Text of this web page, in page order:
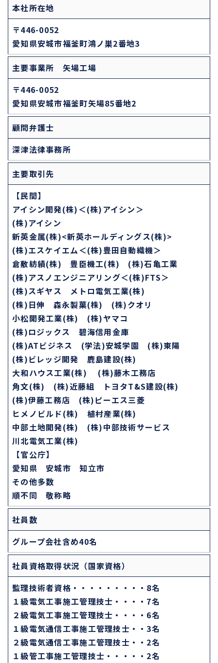
本社所在地
〒446-0052
愛知県安城市福釜町鴻ノ巣2番地3
主要事業所 矢場工場
〒446-0052
愛知県安城市福釜町矢場85番地2
顧問弁護士
深津法律事務所
主要取引先
【民間】
アイシン開発(株)＜(株)アイシン＞
(株)アイシン
新英金属(株)<新英ホールディングス(株)>
(株)エスケイエム＜(株)豊田自動織機＞
倉敷紡績(株) 豊臣機工(株) (株)石亀工業
(株)アスノエンジニアリング＜(株)FTS＞
(株)スギヤス メトロ電気工業(株)
(株)日伸 森永製菓(株) (株)クオリ
小松開発工業(株) (株)ヤマコ
(株)ロジックス 碧海信用金庫
(株)ATビジネス (学法)安城学園 (株)東陽
(株)ビレッジ開発 鹿島建設(株)
大和ハウス工業(株) (株)藤木工務店
角文(株) (株)近藤組 トヨタT&S建設(株)
(株)伊藤工務店 (株)ピーエス三菱
ヒメ ノビルド(株) 植村産業(株)
中部土地開発(株) (株)中部技術サービス
川北電気工業(株)
【官公庁】
愛知県 安城市 知立市
その他多数
順不同 敬称略
社員数
グループ会社含め40名
社員資格取得状況（国家資格）
監理技術者資格・・・・・・・・・8名
１級電気工事施工管理技士・・・・7名
２級電気工事施工管理技士・・・・6名
１級電気通信工事施工管理技士・・3名
２級電気通信工事施工管理技士・・2名
１級管工事施工管理技士・・・・・2名